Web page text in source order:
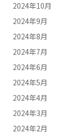
2024年10月
2024年9月
2024年8月
2024年7月
2024年6月
2024年5月
2024年4月
2024年3月
2024年2月